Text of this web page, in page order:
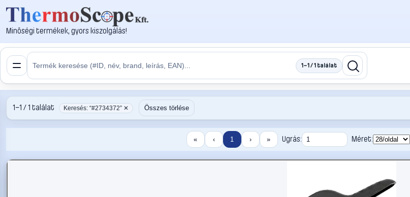
Minőségi termékek, gyors kiszolgálás!
1–1 / 1 találat
1–1 / 1 találat Keresés: “#2734372” ✕ Összes törlése
« ‹ 1 › » Ugrás: Méret: